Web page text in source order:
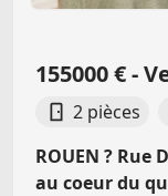
155000 € -
2 pièces
ROUEN ?
au coeur du